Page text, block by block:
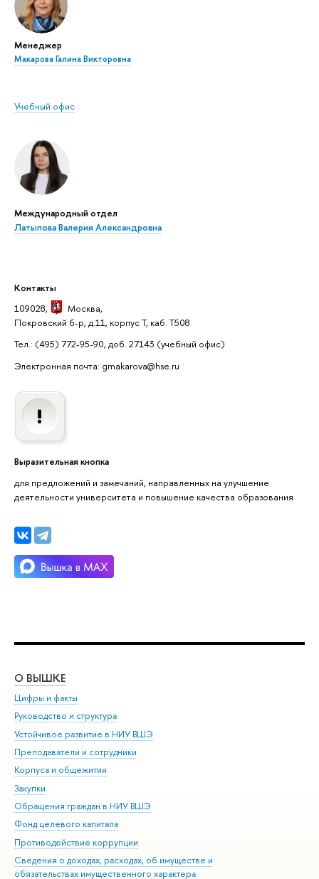
Менеджер
Макарова Галина Викторовна
Учебный офис
Международный отдел
Латыпова Валерия Александровна
Контакты
109028,
Москва,
Покровский б-р, д.11, корпус Т, каб. Т508
Тел.: (495) 772-95-90, доб. 27143 (учебный офис)
Электронная почта: gmakarova@hse.ru
Выразительная кнопка
для предложений и замечаний, направленных на улучшение
деятельности университета и повышение качества образования
О ВЫШКЕ
Цифры и факты
Руководство и структура
Устойчивое развитие в НИУ ВШЭ
Преподаватели и сотрудники
Корпуса и общежития
Закупки
Обращения граждан в НИУ ВШЭ
Фонд целевого капитала
Противодействие коррупции
Сведения о доходах, расходах, об имуществе и
обязательствах имущественного характера